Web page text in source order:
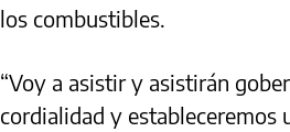
los combustibles.
“Voy a asistir y asistirán
cordialidad y